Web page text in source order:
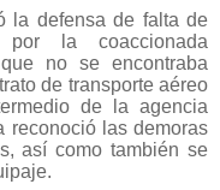
la defensa de falta de
por la coaccionada
no se encontraba
de transporte aéreo
de la agencia
reconoció las demoras
así como también se